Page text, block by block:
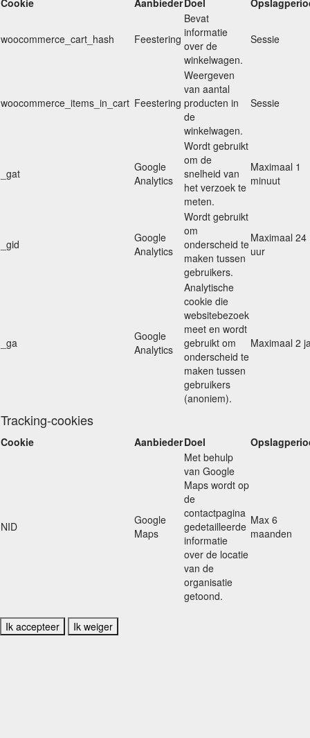
Cookie AanbiederDoel
woocommerce_cart_hash Feestering
Bevat
informatie
over de
winkelwagen.
Sessie
woocommerce_items_in_cart Feestering
Weergeven
van aantal
producten in
de
winkelwagen.
Sessie
_gat
Google
Analytics
Wordt gebruikt
om de
snelheid van
het verzoek te
meten.
Maximaal 1
minuut
_gid
Google
Analytics
Wordt gebruikt
om
onderscheid te
maken tussen
gebruikers.
Maximaal 24
uur
_ga
Google
Analytics
Analytische
cookie die
websitebezoek
meet en wordt
gebruikt om
onderscheid te
maken tussen
gebruikers
(anoniem).
Maximaal 2
Tracking-cookies
Cookie AanbiederDoel
NID
Google
Maps
Met behulp
van Google
Maps wordt op
de
contactpagina
gedetailleerde
informatie
over de locatie
van de
organisatie
getoond.
Max 6
maanden
Ik accepteer Ik weiger